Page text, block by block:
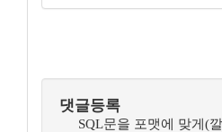
댓글등록
SQL문을 포맷에 맞게(